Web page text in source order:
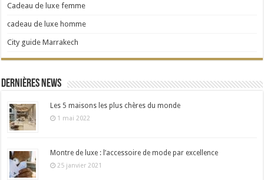
Cadeau de luxe femme
cadeau de luxe homme
City guide Marrakech
Dernières news
Les 5 maisons les plus chères du monde
1 mai 2022
Montre de luxe : l’accessoire de mode par excellence
25 janvier 2021